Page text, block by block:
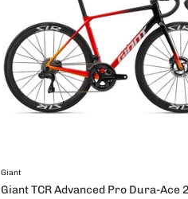
Giant
Giant TCR Advanced Pro Dura-Ace